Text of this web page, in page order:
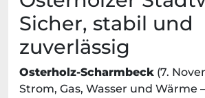
Sicher, stabil und
zuverlässig
Osterholz-Scharmbeck (7.
Strom, Gas, Wasser und Wärme